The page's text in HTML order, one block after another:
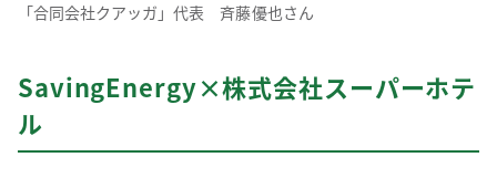
「合同会社クアッガ」代表 斉藤優也さん
SavingEnergy×株式会社スーパーホテ
ル